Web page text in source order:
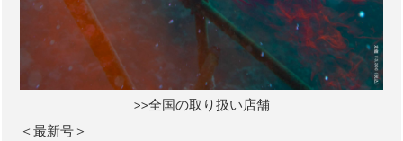
>>全国の取り扱い店舗
＜最新号＞